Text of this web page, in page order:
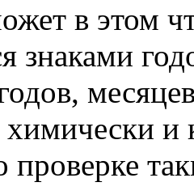
в этом
знаками
химически и
проверке